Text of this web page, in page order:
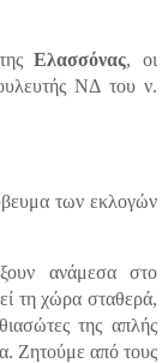
τηςΕλασσόνας, οι
ΝΔ του ν.
των εκλογών
ανάμεσα στο
τη χώρα σταθερά,
της απλής
Ζητούμε από τους